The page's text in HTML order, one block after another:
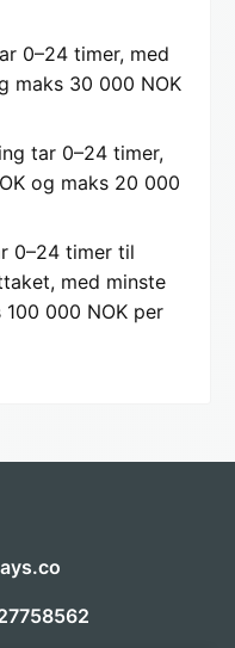
0–24 timer, med
maks 30 000 NOK
tar 0–24 timer,
og maks 20 000
0–24 timer til
med minste
000 NOK per